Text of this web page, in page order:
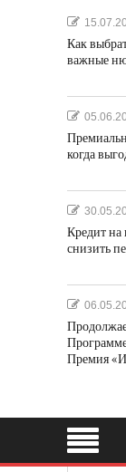
Как
важные
когда
Кредит на
снизить
Премия